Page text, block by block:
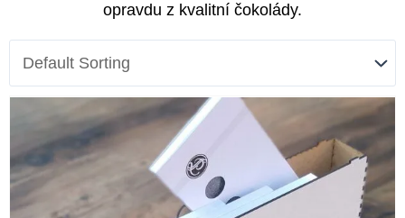
opravdu z kvalitní čokolády.